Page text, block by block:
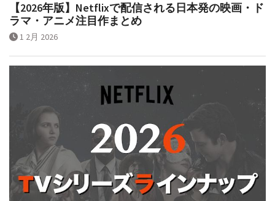
【2026年版】Netflixで配信される日本発の映画・ド
ラマ・アニメ注目作まとめ
1 2月 2026